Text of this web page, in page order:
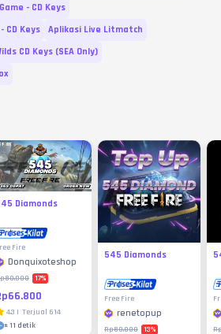
- CD Keys
CD Keys
Aplikasi Live Litmatch
CD Keys (SEA Only)
Diamonds
Fire
Donquixoteshop
17%
4.3 | Terjual 614
±11 detik
545 Diamonds
Free Fire
renetopup
Rp80.000 13%